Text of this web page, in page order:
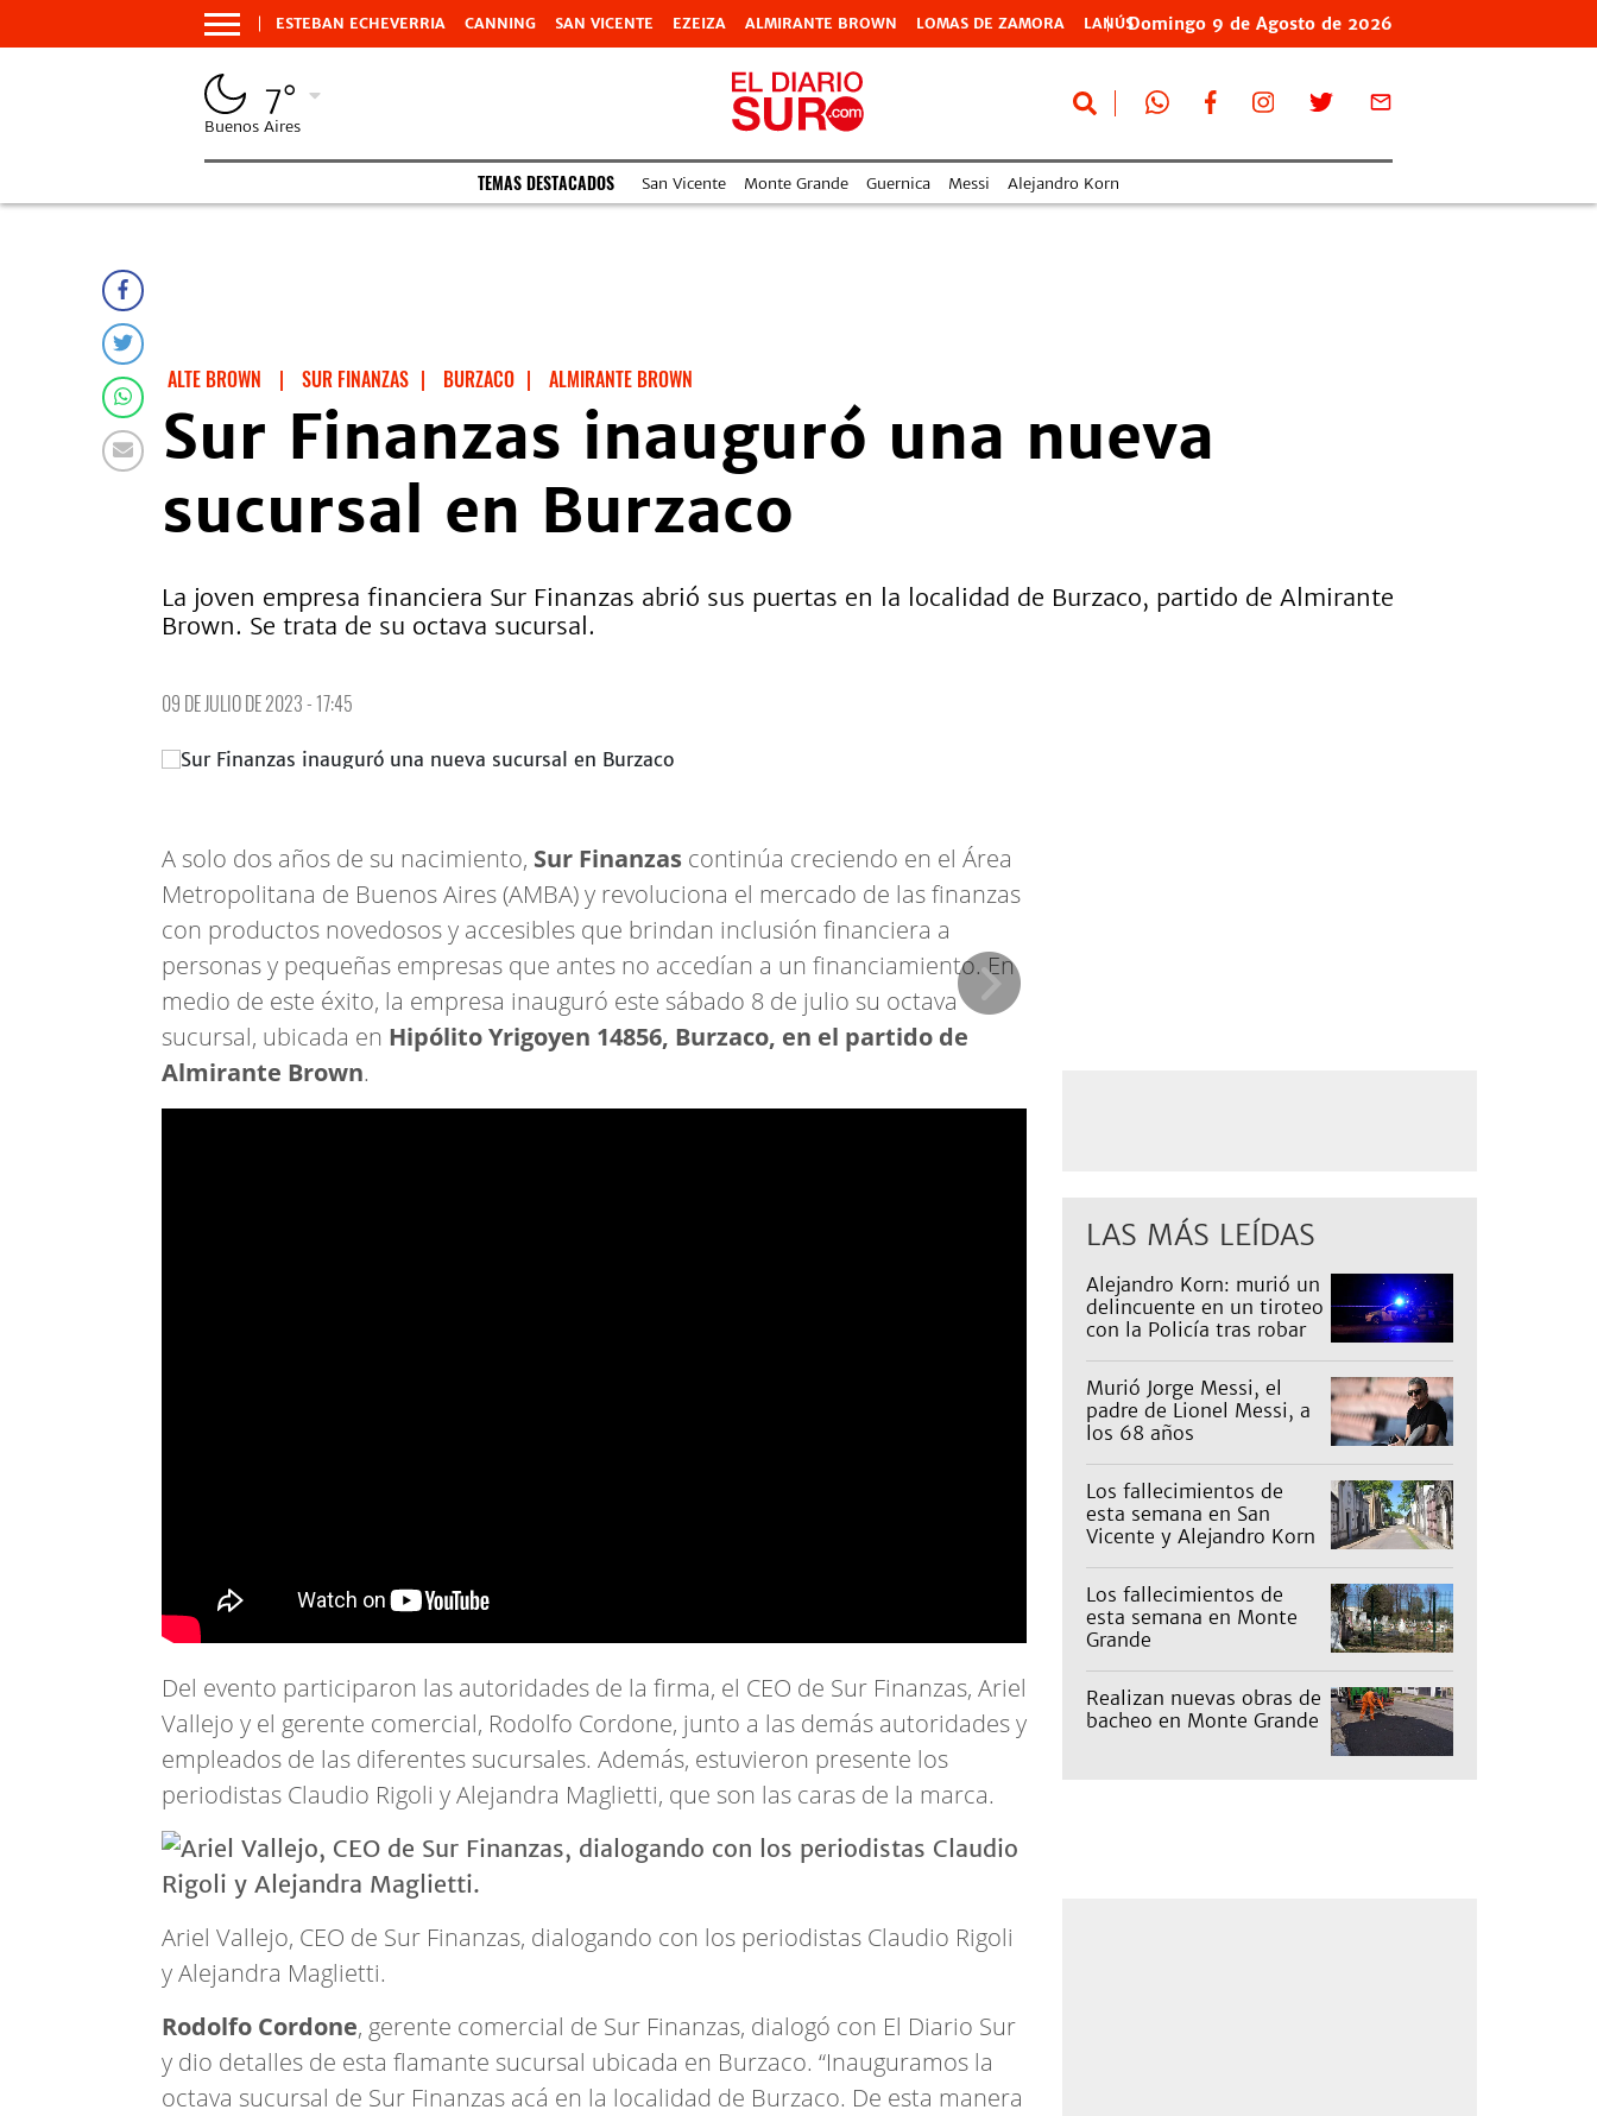
ESTEBAN ECHEVERRIA CANNING SAN VICENTE EZEIZA ALMIRANTE BROWN LOMAS DE ZAMORA LANÚSDomingo 9 de Agosto de 2026
7°
Buenos Aires
TEMAS DESTACADOS San Vicente Monte Grande Guernica Messi Alejandro Korn
ALTE BROWN | SUR FINANZAS | BURZACO | ALMIRANTE BROWN
Sur Finanzas inauguró una nueva
sucursal en Burzaco
La joven empresa financiera Sur Finanzas abrió sus puertas en la localidad de Burzaco, partido de Almirante
Brown. Se trata de su octava sucursal.
09 DE JULIO DE 2023 - 17:45
A solo dos años de su nacimiento, Sur Finanzas continúa creciendo en el Área
Metropolitana de Buenos Aires (AMBA) y revoluciona el mercado de las finanzas
con productos novedosos y accesibles que brindan inclusión financiera a
personas y pequeñas empresas que antes no accedían a un financiamiento. En
medio de este éxito, la empresa inauguró este sábado 8 de julio su octava
sucursal, ubicada en Hipólito Yrigoyen 14856, Burzaco, en el partido de
Almirante Brown.
Del evento participaron las autoridades de la firma, el CEO de Sur Finanzas, Ariel
Vallejo y el gerente comercial, Rodolfo Cordone, junto a las demás autoridades y
empleados de las diferentes sucursales. Además, estuvieron presente los
periodistas Claudio Rigoli y Alejandra Maglietti, que son las caras de la marca.
Ariel Vallejo, CEO de Sur Finanzas, dialogando con los periodistas Claudio Rigoli
y Alejandra Maglietti.
Rodolfo Cordone, gerente comercial de Sur Finanzas, dialogó con El Diario Sur
y dio detalles de esta flamante sucursal ubicada en Burzaco. “Inauguramos la
octava sucursal de Sur Finanzas acá en la localidad de Burzaco. De esta manera
LAS MÁS LEÍDAS
Alejandro Korn: murió un
delincuente en un tiroteo
con la Policía tras robar
Murió Jorge Messi, el
padre de Lionel Messi, a
los 68 años
Los fallecimientos de
esta semana en San
Vicente y Alejandro Korn
Los fallecimientos de
esta semana en Monte
Grande
Realizan nuevas obras de
bacheo en Monte Grande